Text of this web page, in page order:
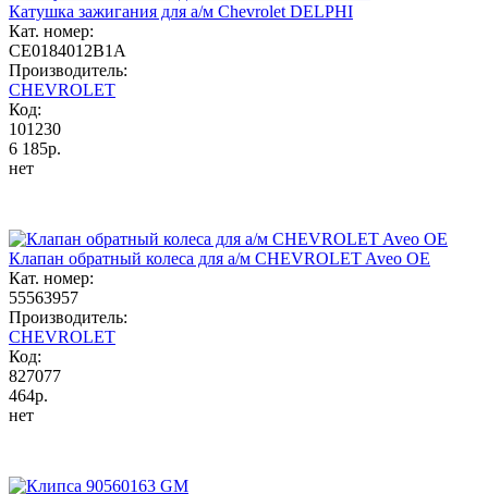
Катушка зажигания для а/м Chevrolet DELPHI
Кат. номер:
CE0184012B1A
Производитель:
CHEVROLET
Код:
101230
6 185р.
нет
Клапан обратный колеса для а/м CHEVROLET Aveo ОЕ
Кат. номер:
55563957
Производитель:
CHEVROLET
Код:
827077
464р.
нет